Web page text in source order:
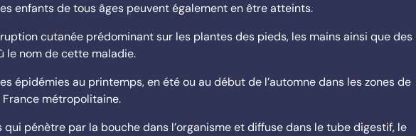
enfants de tous âges peuvent également en être atteints.
cutanée prédominant sur les plantes des pieds, les mains ainsi que des
le nom de cette maladie.
épidémies au printemps, en été ou au début de l’automne dans les zones de
métropolitaine.
qui pénètre par la bouche dans l’organisme et diffuse dans le tube digestif, le